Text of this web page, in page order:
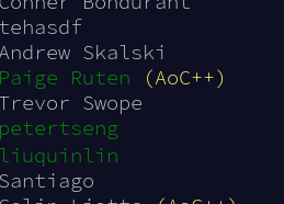
tehasdf
Andrew Skalski
Paige Ruten
(AoC++)
Trevor Swope
petertseng
liuquinlin
Santiago